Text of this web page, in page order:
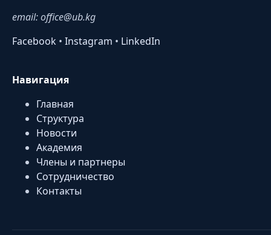
email: office@ub.kg
Facebook • Instagram • LinkedIn
Навигация
Главная
Структура
Новости
Академия
Члены и партнеры
Сотрудничество
Контакты